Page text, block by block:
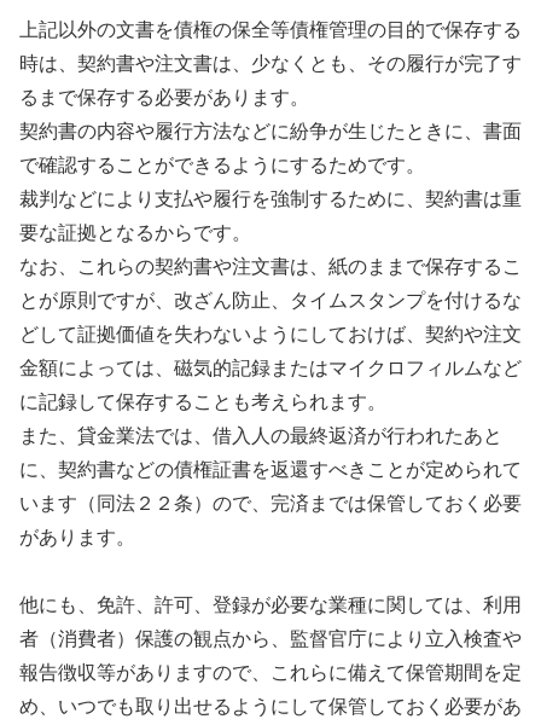
上記以外の文書を債権の保全等債権管理の目的で保存する
時は、契約書や注文書は、少なくとも、その履行が完了す
るまで保存する必要があります。
契約書の内容や履行方法などに紛争が生じたときに、書面
で確認することができるようにするためです。
裁判などにより支払や履行を強制するために、契約書は重
要な証拠となるからです。
なお、これらの契約書や注文書は、紙のままで保存するこ
とが原則ですが、改ざん防止、タイムスタンプを付けるな
どして証拠価値を失わないようにしておけば、契約や注文
金額によっては、磁気的記録またはマイクロフィルムなど
に記録して保存することも考えられます。
また、貸金業法では、借入人の最終返済が行われたあと
に、契約書などの債権証書を返還すべきことが定められて
います（同法２２条）ので、完済までは保管しておく必要
があります。
他にも、免許、許可、登録が必要な業種に関しては、利用
者（消費者）保護の観点から、監督官庁により立入検査や
報告徴収等がありますので、これらに備えて保管期間を定
め、いつでも取り出せるようにして保管しておく必要があ